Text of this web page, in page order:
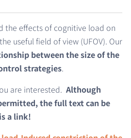
the effects of cognitive load on
useful field of view (UFOV). Our
between the size of the
strategies.
are interested. Although
the full text can be
a link!